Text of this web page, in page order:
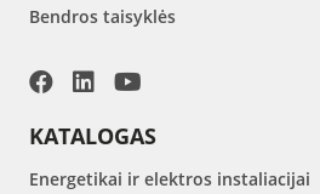
Bendros taisyklės
KATALOGAS
Energetikai ir elektros instaliacijai